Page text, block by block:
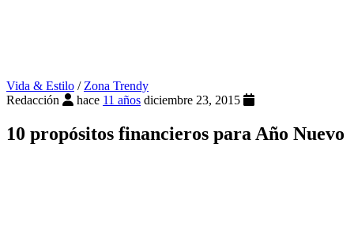
Vida & Estilo /Zona Trendy
Redacción
hace 11 años diciembre 23, 2015
10 propósitos financieros para Año Nuevo